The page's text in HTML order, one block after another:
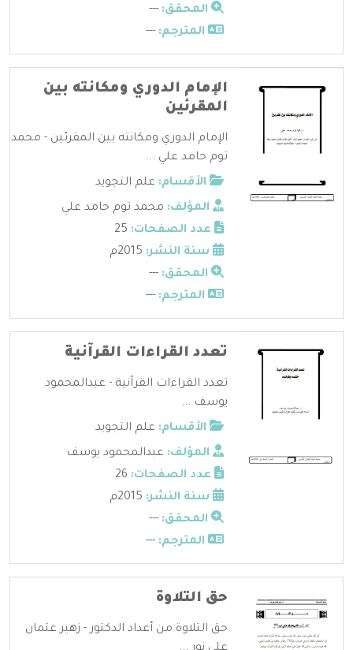
المحقق: ---
المترجم: ---
الإمام الدوري ومكانته بين
المقرئين
الإمام الدوري ومكانته بين المقرئين - محمد
توم حامد علي ...
الأقسام: علم التجويد
المؤلف: محمد توم حامد علي
عدد الصفحات:
سنة النشر:
المحقق: ---
المترجم: ---
تعدد القراءات القرآنية
تعدد القراءات القرآنية - عبدالمحمود
يوسف ...
الأقسام: علم التجويد
المؤلف: عبدالمحمود يوسف
عدد الصفحات:
سنة النشر:
المحقق: ---
المترجم: ---
حق التلاوة
حق التلاوة من أعداد الدكتور - زهير عثمان